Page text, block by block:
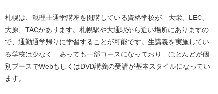
札幌は、税理士通学講座を開講している資格学校が、大栄、LEC、
大原、TACがあります。札幌駅や大通駅から近い場所にありますの
で、通勤通学帰りに学習することが可能です。生講義を実施してい
る学校は少なく、あっても一部コースになっており、ほとんどが個
別ブースでWebもしくはDVD講義の受講が基本スタイルになってい
ます。